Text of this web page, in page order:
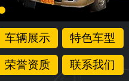
租车须知
特惠租车
车辆展示 特色车型
荣誉资质 联系我们